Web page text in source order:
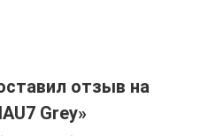
отзыв на
Grey»